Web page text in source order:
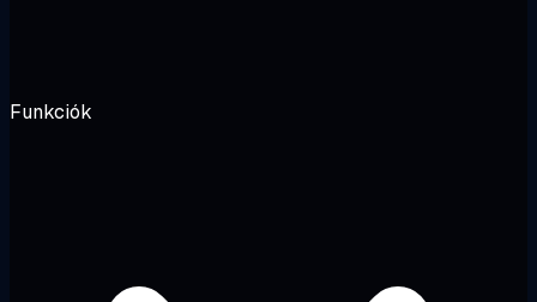
Funkciók